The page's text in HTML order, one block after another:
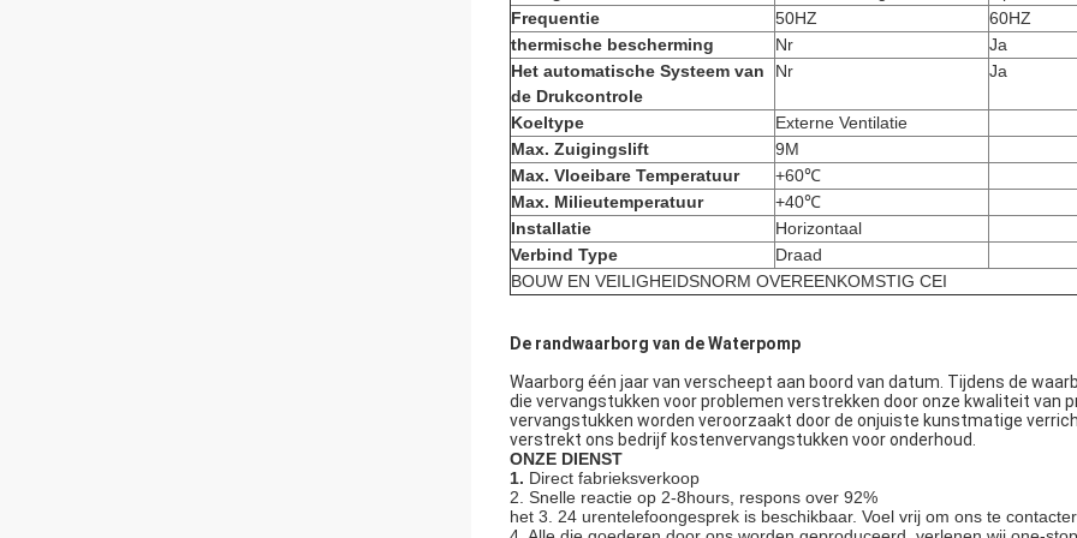
Frequentie
50HZ
60HZ
thermische bescherming
Nr
Ja
Het automatische Systeem van
de Drukcontrole
Nr Ja
Koeltype
Externe Ventilatie
Max. Zuigingslift
9M
Max. Vloeibare Temperatuur
+60℃
Max. Milieutemperatuur
+40℃
Installatie
Horizontaal
Verbind Type
Draad
BOUW EN VEILIGHEIDSNORM OVEREENKOMSTIG CEI
De randwaarborg van de Waterpomp
Waarborg één jaar van verscheept aan boord van datum. Tijdens de
die vervangstukken voor problemen verstrekken door onze kwaliteit van
vervangstukken worden veroorzaakt door de onjuiste kunstmatige
verstrekt ons bedrijf kostenvervangstukken voor onderhoud.
ONZE DIENST
1. Direct fabrieksverkoop
2. Snelle reactie op 2-8hours, respons over 92%
het 3. 24 urentelefoongesprek is beschikbaar. Voel vrij om ons te